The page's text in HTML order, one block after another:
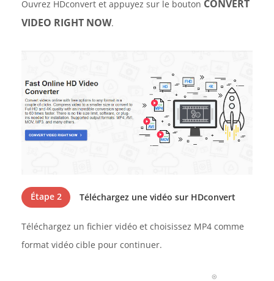
Ouvrez HDconvert et appuyez sur le bouton CONVERT
VIDEO RIGHT NOW.
Étape 2 Téléchargez une vidéo sur HDconvert
Téléchargez un fichier vidéo et choisissez MP4 comme
format vidéo cible pour continuer.